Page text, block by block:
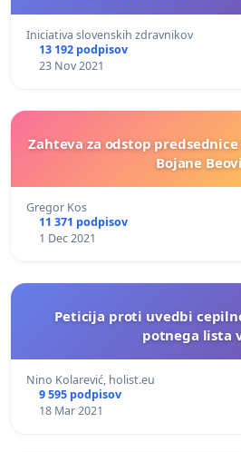
Iniciativa slovenskih zdravnikov
13 192 podpisov
23 Nov 2021
Zahteva za odstop
Bojane
Gregor Kos
11 371 podpisov
1 Dec 2021
Peticija proti uvedbi
potnega lista
Nino Kolarević, holist.eu
9 595 podpisov
18 Mar 2021